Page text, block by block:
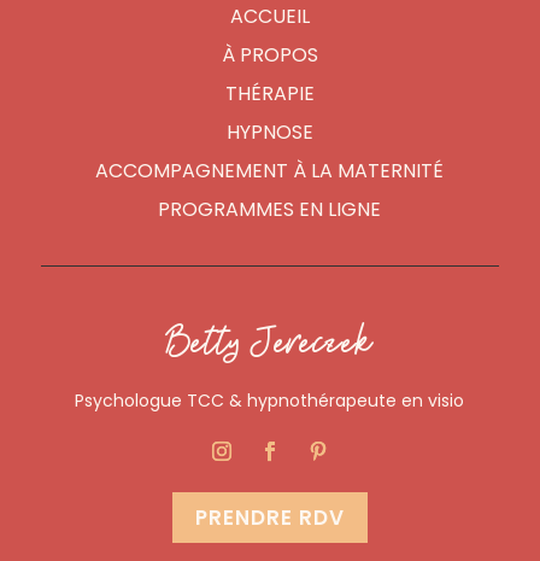
ACCUEIL
À PROPOS
THÉRAPIE
HYPNOSE
ACCOMPAGNEMENT À LA MATERNITÉ
PROGRAMMES EN LIGNE
Betty Jereczek
Psychologue TCC & hypnothérapeute en visio
PRENDRE RDV